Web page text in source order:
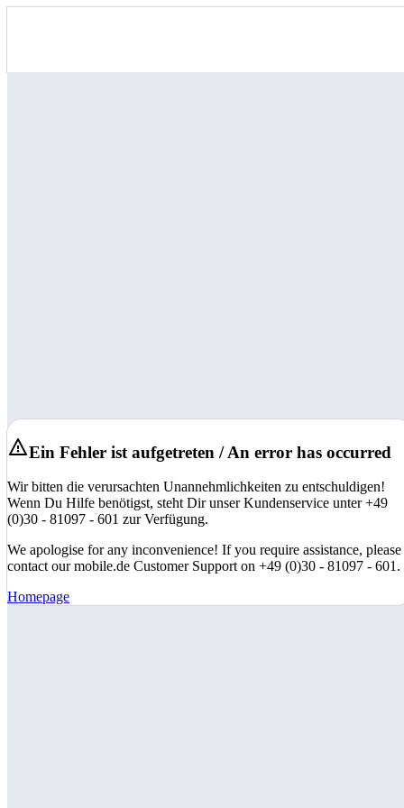
Ein Fehler ist aufgetreten / An error has occurred
Wir bitten die verursachten Unannehmlichkeiten zu entschuldigen!
Wenn Du Hilfe benötigst, steht Dir unser Kundenservice unter +49
(0)30 - 81097 - 601 zur Verfügung.
We apologise for any inconvenience! If you require assistance, please
contact our mobile.de Customer Support on +49 (0)30 - 81097 - 601.
Homepage